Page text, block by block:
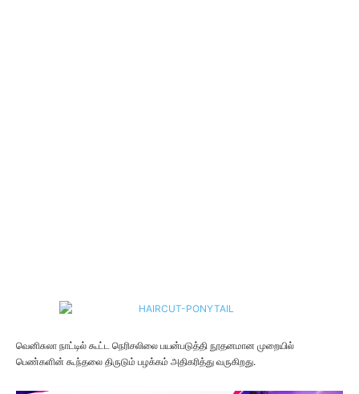
வெனிசுலா நாட்டில் கூட்ட நெரிசலிலை பயன்படுத்தி நூதனமான முறையில்
பெண்களின் கூந்தலை திருடும் பழக்கம் அதிகரித்து வருகிறது.